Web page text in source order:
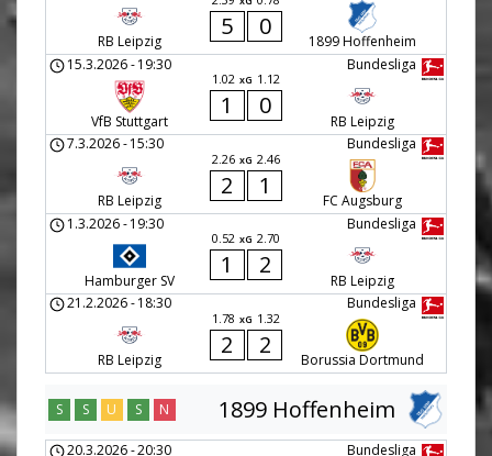
RB Leipzig
5 0
1899 Hoffenheim
Bundesliga
15.3.2026-19:30
VfB Stuttgart
1.02 xG 1.12
1 0
RB Leipzig
Bundesliga
7.3.2026-15:30
RB Leipzig
2.26 xG 2.46
2 1
FC Augsburg
Bundesliga
1.3.2026-19:30
Hamburger SV
0.52 xG 2.70
1 2
RB Leipzig
Bundesliga
21.2.2026-18:30
RB Leipzig
1.78 xG 1.32
2 2
Borussia Dortmund
1899 Hoffenheim
S S U S N
Bundesliga
20.3.2026-20:30